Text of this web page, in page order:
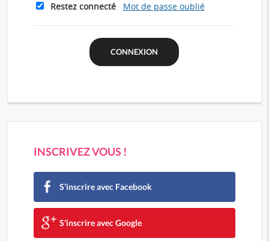
Restez connecté Mot de passe oublié
INSCRIVEZ VOUS !
S'inscrire avec Facebook
S'inscrire avec Google